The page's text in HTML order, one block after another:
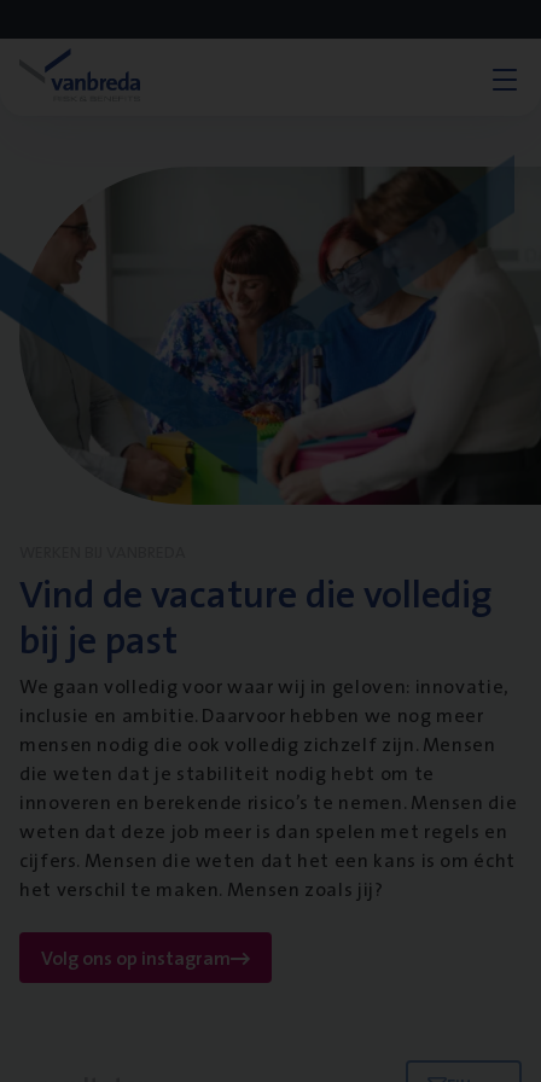
Vind de vacature die volledig
bij je past
We gaan volledig voor waar wij in geloven: innovatie,
inclusie en ambitie. Daarvoor hebben we nog meer
mensen nodig die ook volledig zichzelf zijn. Mensen
die weten dat je stabiliteit nodig hebt om te
innoveren en berekende risico’s te nemen. Mensen die
weten dat deze job meer is dan spelen met regels en
cijfers. Mensen die weten dat het een kans is om écht
het verschil te maken. Mensen zoals jij?
Volg ons op instagram